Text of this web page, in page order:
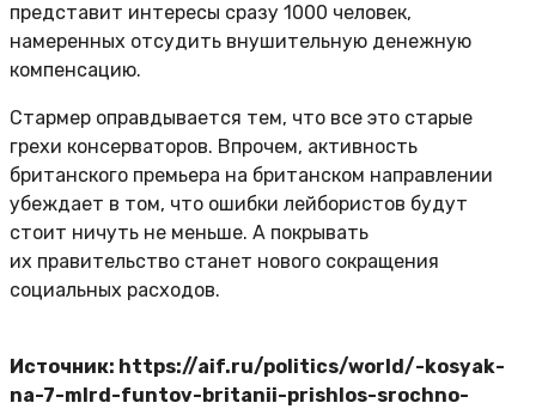
представит интересы сразу 1000 человек,
намеренных отсудить внушительную денежную
компенсацию.
Стармер оправдывается тем, что все это старые
грехи консерваторов. Впрочем, активность
британского премьера на британском направлении
убеждает в том, что ошибки лейбористов будут
стоит ничуть не меньше. А покрывать
их правительство станет нового сокращения
социальных расходов.
Источник: https://aif.ru/politics/world/-kosyak-
na-7-mlrd-funtov-britanii-prishlos-srochno-